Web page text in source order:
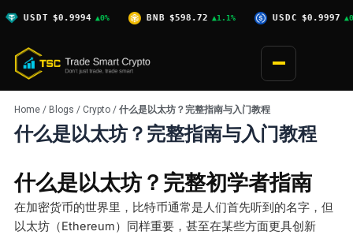
content
▲0% BNB $598.72 ▲1.1% USDC $0.9997 ▲0% XRP
Home/ Blogs / Crypto/ 什么是以太坊？完整指南与入门教程
什么是以太坊？完整指南与入门教程
什么是以太坊？完整初学者指南
在加密货币的世界里，比特币通常是人们首先听到的名字，但
以太坊（Ethereum）同样重要，甚至在某些方面更具创新